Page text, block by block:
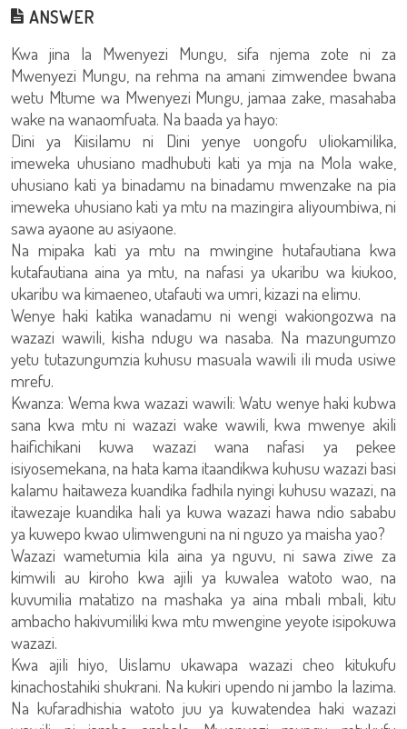
ANSWER
Kwa jina la Mwenyezi Mungu, sifa njema zote ni za
Mwenyezi Mungu, na rehma na amani zimwendee bwana
wetu Mtume wa Mwenyezi Mungu, jamaa zake, masahaba
wake na wanaomfuata. Na baada ya hayo:
Dini ya Kiisilamu ni Dini yenye uongofu uliokamilika,
imeweka uhusiano madhubuti kati ya mja na Mola wake,
uhusiano kati ya binadamu na binadamu mwenzake na pia
imeweka uhusiano kati ya mtu na mazingira aliyoumbiwa, ni
sawa ayaone au asiyaone.
Na mipaka kati ya mtu na mwingine hutafautiana kwa
kutafautiana aina ya mtu, na nafasi ya ukaribu wa kiukoo,
ukaribu wa kimaeneo, utafauti wa umri, kizazi na elimu.
Wenye haki katika wanadamu ni wengi wakiongozwa na
wazazi wawili, kisha ndugu wa nasaba. Na mazungumzo
yetu tutazungumzia kuhusu masuala wawili ili muda usiwe
mrefu.
Kwanza: Wema kwa wazazi wawili: Watu wenye haki kubwa
sana kwa mtu ni wazazi wake wawili, kwa mwenye akili
haifichikani kuwa wazazi wana nafasi ya pekee
isiyosemekana, na hata kama itaandikwa kuhusu wazazi basi
kalamu haitaweza kuandika fadhila nyingi kuhusu wazazi, na
itawezaje kuandika hali ya kuwa wazazi hawa ndio sababu
ya kuwepo kwao ulimwenguni na ni nguzo ya maisha yao?
Wazazi wametumia kila aina ya nguvu, ni sawa ziwe za
kimwili au kiroho kwa ajili ya kuwalea watoto wao, na
kuvumilia matatizo na mashaka ya aina mbali mbali, kitu
ambacho hakivumiliki kwa mtu mwengine yeyote isipokuwa
wazazi.
Kwa ajili hiyo, Uislamu ukawapa wazazi cheo kitukufu
kinachostahiki shukrani. Na kukiri upendo ni jambo la lazima.
Na kufaradhishia watoto juu ya kuwatendea haki wazazi